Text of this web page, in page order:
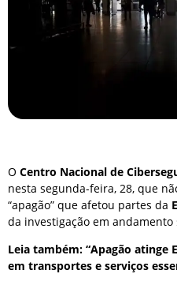
O Centro Nacional de
nesta segunda-feira, 28, que
“apagão” que afetou partes da
da investigação em
Leia também: “Apagão atinge
em transportes e serviços